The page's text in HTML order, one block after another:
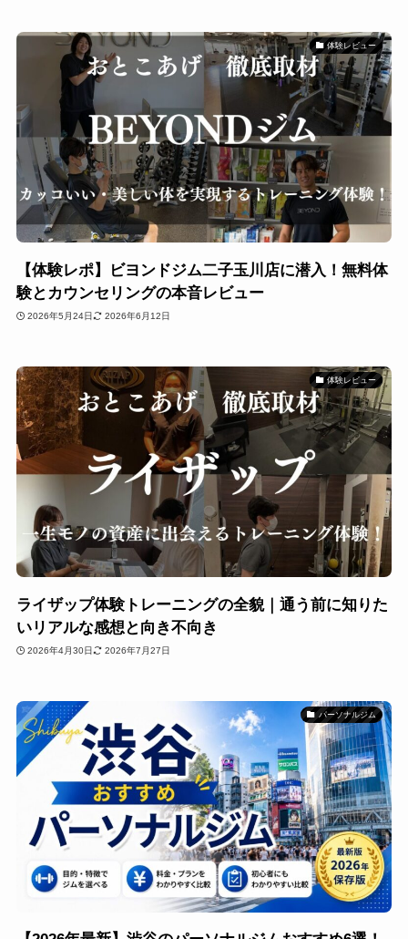
体験レビュー
【体験レポ】ビヨンドジム二子玉川店に潜入！無料体
験とカウンセリングの本音レビュー
2026年5月24日 2026年6月12日
体験レビュー
ライザップ体験トレーニングの全貌｜通う前に知りた
いリアルな感想と向き不向き
2026年4月30日 2026年7月27日
パーソナルジム